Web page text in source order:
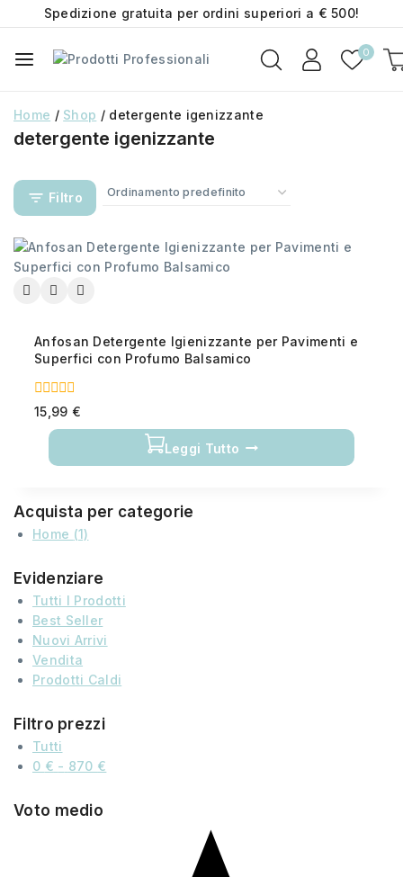
Spedizione gratuita per ordini superiori a € 500!
0
Home / Shop / detergente igenizzante
detergente igenizzante
Filtro
Anfosan Detergente Igienizzante per Pavimenti e
Superfici con Profumo Balsamico
0
out
15,99 €
Leggi Tutto
Acquista per categorie
Home (1)
Evidenziare
Tutti I Prodotti
Best Seller
Nuovi Arrivi
Vendita
Prodotti Caldi
Filtro prezzi
Tutti
0 € - 870 €
Voto medio